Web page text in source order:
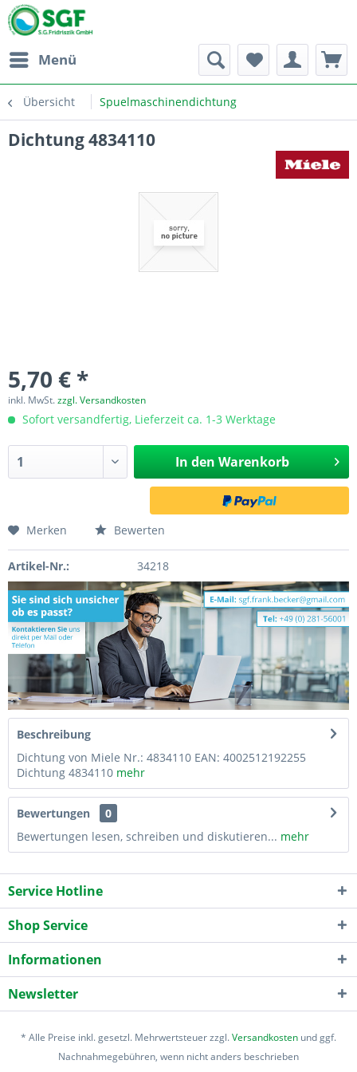
Menü
Übersicht Spuelmaschinendichtung
Dichtung 4834110
5,70 € *
inkl. MwSt.zzgl. Versandkosten
Sofort versandfertig, Lieferzeit ca. 1-3 Werktage
In den Warenkorb
Merken Bewerten
Artikel-Nr.: 34218
Beschreibung
Dichtung von Miele Nr.: 4834110 EAN: 4002512192255
Dichtung 4834110 mehr
Bewertungen
0
Bewertungen lesen, schreiben und diskutieren... mehr
Service Hotline
Shop Service
Informationen
Newsletter
* Alle Preise inkl. gesetzl. Mehrwertsteuer zzgl.Versandkosten und ggf.
Nachnahmegebühren, wenn nicht anders beschrieben